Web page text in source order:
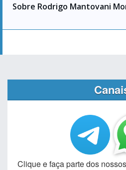
Sobre Rodrigo Mantovani
Clique e faça parte dos